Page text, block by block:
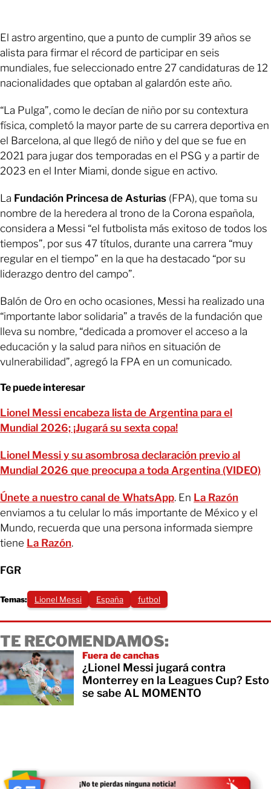
El astro argentino, que a punto de cumplir 39 años se
alista para firmar el récord de participar en seis
mundiales, fue seleccionado entre 27 candidaturas de 12
nacionalidades que optaban al galardón este año.
“La Pulga”, como le decían de niño por su contextura
física, completó la mayor parte de su carrera deportiva en
el Barcelona, al que llegó de niño y del que se fue en
2021 para jugar dos temporadas en el PSG y a partir de
2023 en el Inter Miami, donde sigue en activo.
La Fundación Princesa de Asturias (FPA), que toma su
nombre de la heredera al trono de la Corona española,
considera a Messi “el futbolista más exitoso de todos los
tiempos”, por sus 47 títulos, durante una carrera “muy
regular en el tiempo” en la que ha destacado “por su
liderazgo dentro del campo”.
Balón de Oro en ocho ocasiones, Messi ha realizado una
“importante labor solidaria” a través de la fundación que
lleva su nombre, “dedicada a promover el acceso a la
educación y la salud para niños en situación de
vulnerabilidad”, agregó la FPA en un comunicado.
Te puede interesar
Lionel Messi encabeza lista de Argentina para el
Mundial 2026; ¡Jugará su sexta copa!
Lionel Messi y su asombrosa declaración previo al
Mundial 2026 que preocupa a toda Argentina (VIDEO)
Únete a nuestro canal de WhatsApp. En La Razón
enviamos a tu celular lo más importante de México y el
Mundo, recuerda que una persona informada siempre
tiene La Razón.
FGR
Temas: Lionel Messi España futbol
TE RECOMENDAMOS:
Fuera de canchas
¿Lionel Messi jugará contra
Monterrey en la Leagues Cup? Esto
se sabe AL MOMENTO